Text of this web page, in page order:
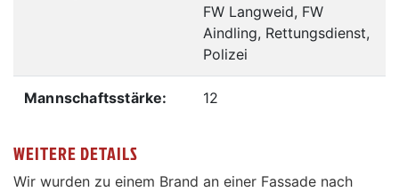
FW Langweid, FW
Aindling, Rettungsdienst,
Polizei
Mannschaftsstärke: 12
WEITERE DETAILS
Wir wurden zu einem Brand an einer Fassade nach